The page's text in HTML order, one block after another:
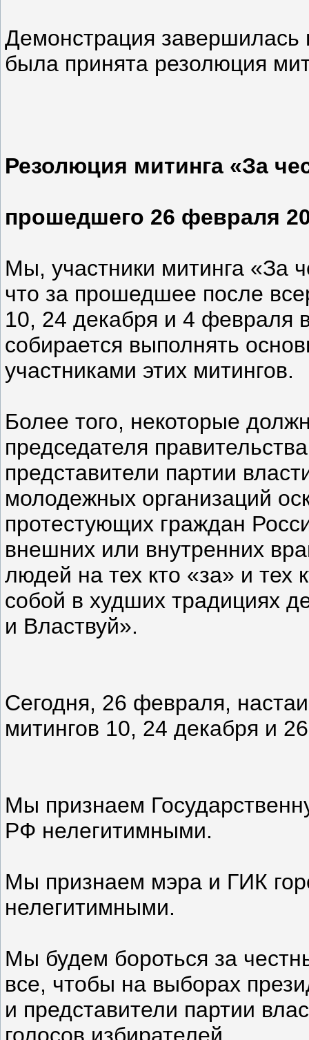
Демонстрация
была принята резолюция
Резолюция митинга «За
прошедшего 26 февраля
Мы, участники митинга «За
что за прошедшее после
10, 24 декабря и 4 февраля
собирается выполнять
участниками этих митингов.
Более того, некоторые
председателя
представители партии
молодежных организаций
протестующих граждан
внешних или внутренних
людей на тех кто «за» и тех
собой в худших традициях
и Властвуй».
Сегодня, 26 февраля,
митингов 10, 24 декабря и
Мы признаем
РФ нелегитимными.
Мы признаем мэра и ГИК
нелегитимными.
Мы будем бороться за
все, чтобы на выборах
и представители партии